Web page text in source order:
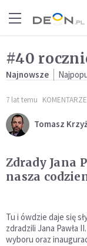
#40
Najnowsze
7 lat temu KOMENTARZE
Tomasz
Zdrady Jana
nasza
Tu i ówdzie daje się
zdradzili Jana Pawła
wyboru oraz